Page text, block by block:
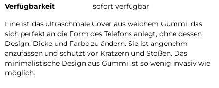
Verfügbarkeit
sofort verfügbar
Fine ist das ultraschmale Cover aus weichem Gummi, das
sich perfekt an die Form des Telefons anlegt, ohne dessen
Design, Dicke und Farbe zu ändern. Sie ist angenehm
anzufassen und schützt vor Kratzern und Stößen. Das
minimalistische Design aus Gummi ist so wenig invasiv wie
möglich.